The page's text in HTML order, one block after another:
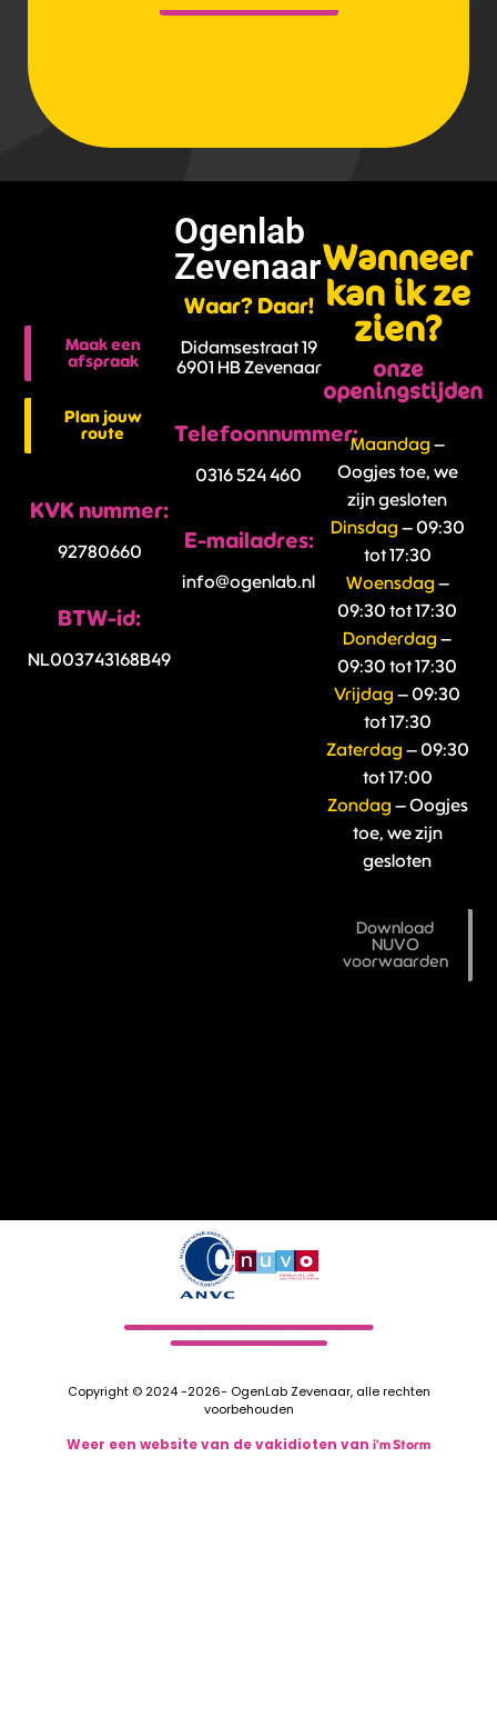
Ogenlab
Zevenaar
Waar? Daar!
Didamsestraat 19
6901 HB Zevenaar
Telefoonnummer:
0316 524 460
E-mailadres:
info@ogenlab.nl
Maak een
afspraak
Plan jouw
route
KVK nummer:
92780660
BTW-id:
NL003743168B49
Wanneer
kan ik ze
zien?
onze
openingstijden
Maandag –
Oogjes toe, we
zijn gesloten
Dinsdag – 09:30
tot 17:30
Woensdag –
09:30 tot 17:30
Donderdag–
09:30 tot 17:30
Vrijdag– 09:30
tot 17:30
Zaterdag – 09:30
tot 17:00
Zondag – Oogjes
toe, we zijn
gesloten
Download
NUVO
voorwaarden
Copyright © 2024 -2026- OgenLab Zevenaar, alle rechten
voorbehouden
Weer een website van de vakidioten van i'm Storm